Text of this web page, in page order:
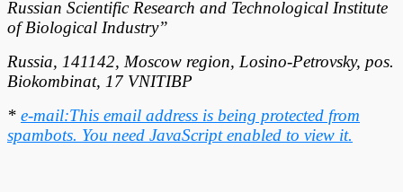
Russian Scientific Research and Technological Institute
of Biological Industry”
Russia, 141142, Moscow region, Losino-Petrovsky, pos.
Biokombinat, 17 VNITIBP
* e-mail:This email address is being protected from
spambots. You need JavaScript enabled to view it.